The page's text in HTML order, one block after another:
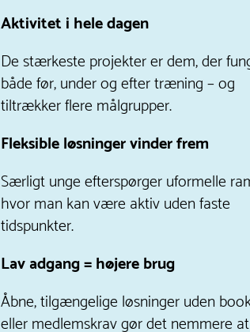
Aktivitet i hele dagen
De stærkeste projekter er dem, der
både før, under og efter træning – og
tiltrækker flere målgrupper.
Fleksible løsninger vinder frem
Særligt unge efterspørger uformelle
hvor man kan være aktiv uden faste
tidspunkter.
Lav adgang = højere brug
Åbne, tilgængelige løsninger uden
eller medlemskrav gør det nemmere at